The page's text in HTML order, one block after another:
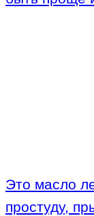
Это масло
простуду,